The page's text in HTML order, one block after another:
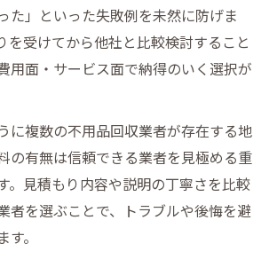
た」といった失敗例を未然に防げま
を受けてから他社と比較検討すること
用面・サービス面で納得のいく選択が
に複数の不用品回収業者が存在する地
の有無は信頼できる業者を見極める重
。見積もり内容や説明の丁寧さを比較
者を選ぶことで、トラブルや後悔を避
。